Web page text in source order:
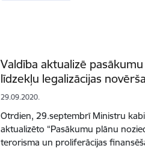
Valdība aktualizē
līdzekļu legalizācijas
29.09.2020.
Otrdien, 29.septembrī Ministru
aktualizēto “Pasākumu plānu
terorisma un proliferācijas